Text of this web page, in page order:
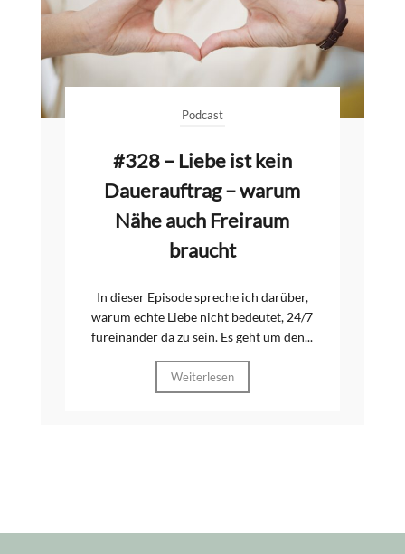
Podcast
#328 – Liebe ist kein
Dauerauftrag – warum
Nähe auch Freiraum
braucht
In dieser Episode spreche ich darüber,
warum echte Liebe nicht bedeutet, 24/7
füreinander da zu sein. Es geht um den...
Weiterlesen